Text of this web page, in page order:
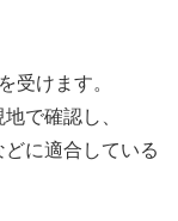
受けます。
で確認し、
に適合している